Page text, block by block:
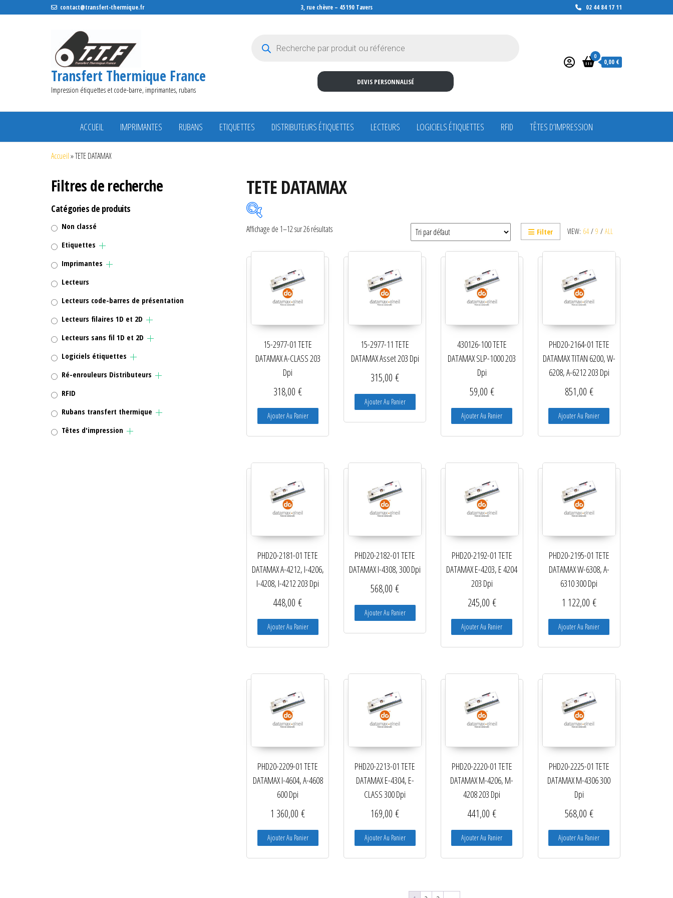
contact@transfert-thermique.fr 3, rue chèvre – 45190 Tavers 02 44 84 17 11
Transfert Thermique France
Impression étiquettes et code-barre, imprimantes, rubans
DEVIS PERSONNALISÉ
0
0,00 €
ACCUEIL IMPRIMANTES RUBANS ETIQUETTES DISTRIBUTEURS ÉTIQUETTES LECTEURS LOGICIELS ÉTIQUETTES RFID TÊTES D’IMPRESSION
Accueil»TETE DATAMAX
TETE DATAMAX
Etiquettes
Imprimantes
Lecteurs code-barres de
présentation
Lecteurs filaires 1D et 2D
Lecteurs sans fil 1D et 2D
RFID
Rubans transfert thermique
Têtes d'impression
VIEW: 64 / 9 / ALL
Filter
Affichage de 1–12 sur 26 résultats
15-2977-01 TETE
DATAMAX A-CLASS 203
Dpi
318,00€
Ajouter Au Panier
15-2977-11 TETE
DATAMAX Asset 203 Dpi
315,00€
Ajouter Au Panier
430126-100 TETE
DATAMAX SLP-1000 203
Dpi
59,00 €
Ajouter Au Panier
PHD20-2164-01 TETE
DATAMAX TITAN 6200, W-
6208, A-6212 203 Dpi
851,00 €
Ajouter Au Panier
PHD20-2181-01 TETE
DATAMAX A-4212, I-4206,
I-4208, I-4212 203 Dpi
448,00€
Ajouter Au Panier
PHD20-2182-01 TETE
DATAMAX I-4308, 300 Dpi
568,00€
Ajouter Au Panier
PHD20-2192-01 TETE
DATAMAX E-4203, E 4204
203 Dpi
245,00 €
Ajouter Au Panier
PHD20-2195-01 TETE
DATAMAX W-6308, A-
6310 300 Dpi
1 122,00 €
Ajouter Au Panier
PHD20-2209-01 TETE
DATAMAX I-4604, A-4608
600 Dpi
1 360,00€
Ajouter Au Panier
PHD20-2213-01 TETE
DATAMAX E-4304, E-
CLASS 300 Dpi
169,00€
Ajouter Au Panier
PHD20-2220-01 TETE
DATAMAX M-4206, M-
4208 203 Dpi
441,00 €
Ajouter Au Panier
PHD20-2225-01 TETE
DATAMAX M-4306 300
Dpi
568,00 €
Ajouter Au Panier
Filtres de recherche
Catégories de produits
Non classé
Etiquettes
Imprimantes
Lecteurs
Lecteurs code-barres de présentation
Lecteurs filaires 1D et 2D
Lecteurs sans fil 1D et 2D
Logiciels étiquettes
Ré-enrouleurs Distributeurs
RFID
Rubans transfert thermique
Têtes d'impression